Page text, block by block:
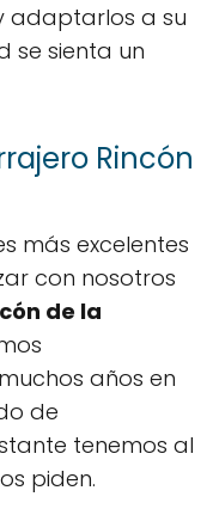
adaptarlos a su
se sienta un
Rincón
más excelentes
con nosotros
de la
años en
de
tenemos al
piden.